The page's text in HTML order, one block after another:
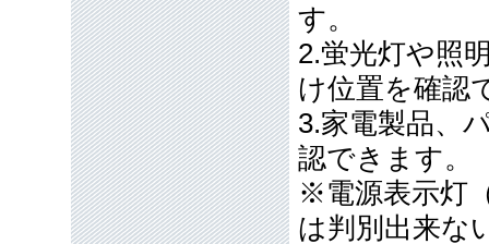
す。
2.蛍光灯や照
け位置を確認
3.家電製品、
認できます。
※電源表示灯
は判別出来な